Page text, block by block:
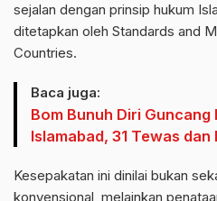
sejalan dengan prinsip hukum
ditetapkan oleh Standards and
Countries.
Baca juga:
Bom Bunuh Diri Guncang
Islamabad, 31 Tewas
Kesepakatan ini dinilai bukan
konvensional, melainkan